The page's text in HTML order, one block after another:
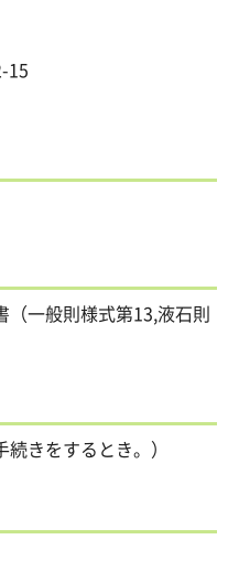
15
（一般則様式第13,液石則
きをするとき。）